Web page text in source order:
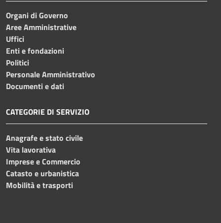
Organi di Governo
Aree Amministrative
Uffici
Enti e fondazioni
Politici
Personale Amministrativo
Documenti e dati
CATEGORIE DI SERVIZIO
Anagrafe e stato civile
Vita lavorativa
Imprese e Commercio
Catasto e urbanistica
Mobilità e trasporti